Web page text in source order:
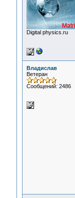
Digital physics.ru
Владислав
Ветеран
Сообщений: 2486